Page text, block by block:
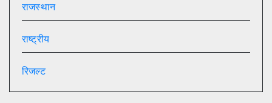
राजस्थान
राष्ट्रीय
रिजल्ट